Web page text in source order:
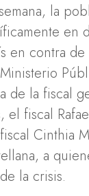
la
en
en contra de
de la fiscal
el fiscal
Cinthia
a
la crisis.